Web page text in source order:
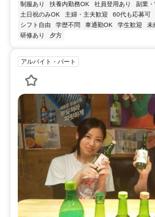
制服あり 扶養内勤務OK 社員登用あり 副業
土日祝のみOK
主婦・主夫歓迎 60代も応募可
シフト自由
学歴不問 車通勤OK 学生歓迎 未
研修あり
夕方
アルバイト・パート